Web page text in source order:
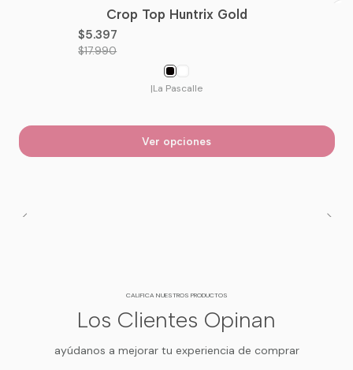
Crop Top Huntrix Gold
$5.397
$17.990
|La Pascalle
Ver opciones
CALIFICA NUESTROS PRODUCTOS
Los Clientes Opinan
ayúdanos a mejorar tu experiencia de comprar